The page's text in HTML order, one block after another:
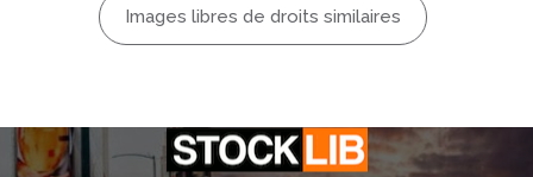
Images libres de droits similaires